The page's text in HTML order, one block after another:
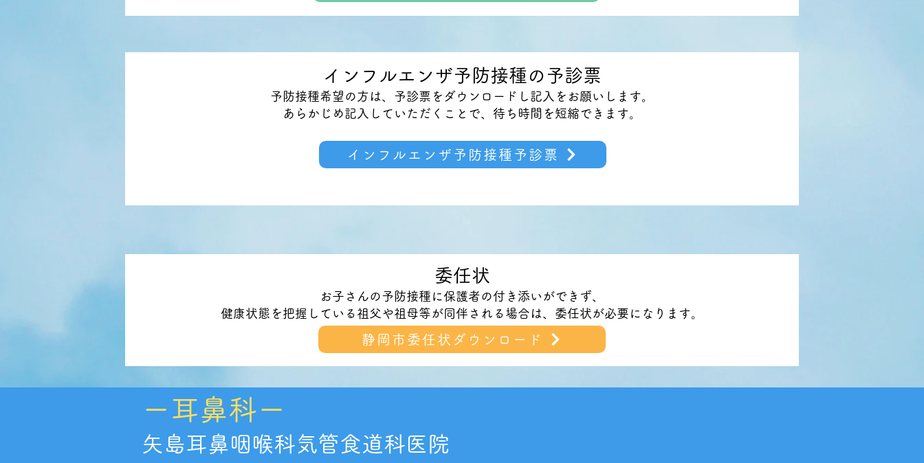
インフルエンザ予防接種の予診票
予防接種希望の方は、予診票をダウンロードし記入をお願いします。
あらかじめ記入していただくことで、待ち時間を短縮できます。
インフルエンザ予防接種予診票
委任状
お子さんの予防接種に保護者の付き添いができず、
健康状態を把握している祖父や祖母等が同伴される場合は、委任状が必要になります。
静岡市委任状ダウンロード
​ー耳鼻科ー
​矢島耳鼻咽喉科気管食道科医院